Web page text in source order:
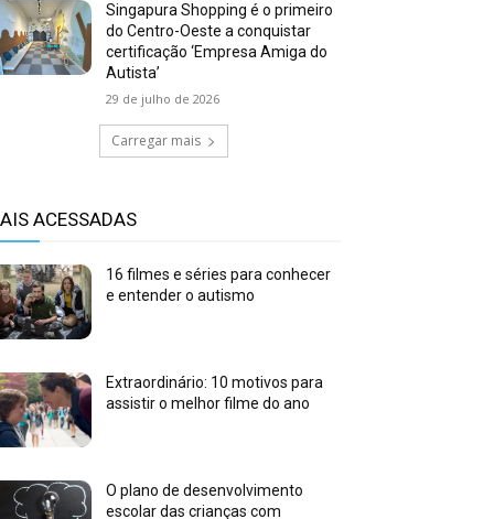
Singapura Shopping é o primeiro
do Centro-Oeste a conquistar
certificação ‘Empresa Amiga do
Autista’
29 de julho de 2026
Carregar mais
ACESSADAS
16 filmes e séries para conhecer
e entender o autismo
Extraordinário: 10 motivos para
assistir o melhor filme do ano
O plano de desenvolvimento
escolar das crianças com